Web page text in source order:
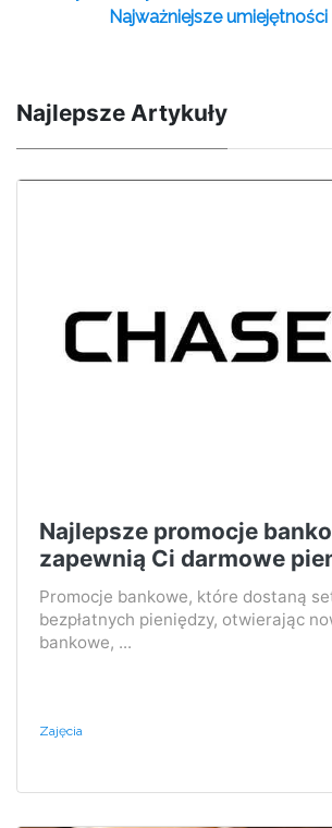
Najważniejsze
Najlepsze Artykuły
Najlepsze promocje
zapewnią Ci darmowe
Promocje bankowe, które dostaną
bezpłatnych pieniędzy, otwierając
bankowe, ...
Zajęcia